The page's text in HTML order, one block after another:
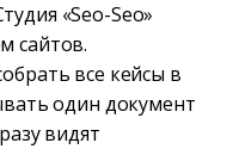
«Seo-Seo»
сайтов.
все кейсы в
один документ
видят